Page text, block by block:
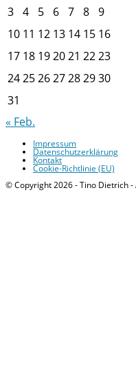
3 4 5 6 7 8 9
10 11 12 13 14 15 16
17 18 192021 2223
24252627282930
31
« Feb.
Impressum
Datenschutzerklärung
Kontakt
Cookie-Richtlinie (EU)
© Copyright 2026 - Tino Dietrich